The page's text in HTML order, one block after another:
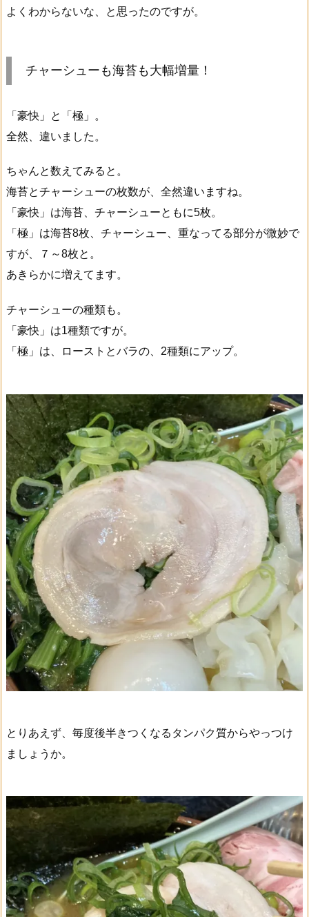
よくわからないな、と思ったのですが。
チャーシューも海苔も大幅増量！
「豪快」と「極」。
全然、違いました。
ちゃんと数えてみると。
海苔とチャーシューの枚数が、全然違いますね。
「豪快」は海苔、チャーシューともに5枚。
「極」は海苔8枚、チャーシュー、重なってる部分が微妙で
すが、７～8枚と。
あきらかに増えてます。
チャーシューの種類も。
「豪快」は1種類ですが。
「極」は、ローストとバラの、2種類にアップ。
とりあえず、毎度後半きつくなるタンパク質からやっつけ
ましょうか。